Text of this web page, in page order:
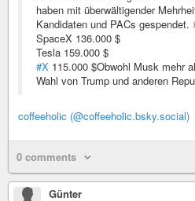
haben mit überwältigender
Kandidaten und PACs gespendet.
SpaceX 136.000 $
Tesla 159.000 $
#X 115.000 $Obwohl Musk mehr
Wahl von Trump und anderen
coffeeholic (@coffeeholic.bsky.social)
0 comments
Günter